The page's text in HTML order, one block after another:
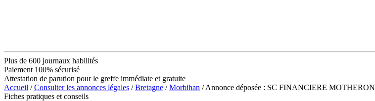
Plus de 600 journaux habilités
Paiement 100% sécurisé
Attestation de parution pour le greffe immédiate et gratuite
Accueil /Consulter les annonces légales /Bretagne /Morbihan / Annonce déposée : SC FINANCIERE MOTHERON
Fiches pratiques et conseils